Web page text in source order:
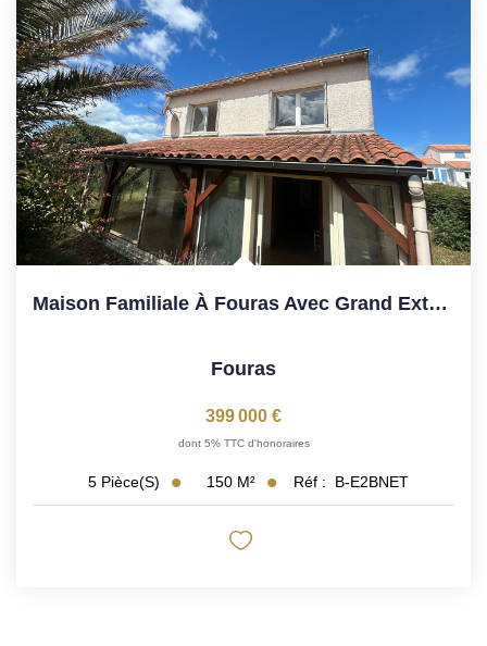
Maison Familiale À Fouras Avec Grand Extérieur Arboré
Fouras
399 000 €
dont 5% TTC d'honoraires
5 Pièce(s) 150 M² Réf : B-E2BNET